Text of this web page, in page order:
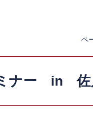
ペ
ミナー in